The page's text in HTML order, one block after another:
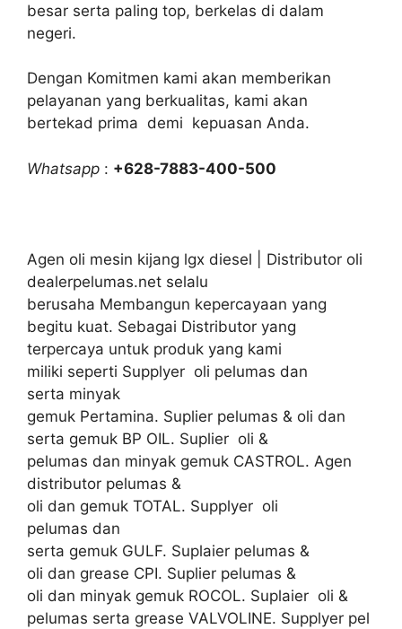
besar serta paling top, berkelas di dalam
negeri.
Dengan Komitmen kami akan memberikan
pelayanan yang berkualitas, kami akan
bertekad prima demi kepuasan Anda.
Whatsapp : +628-7883-400-500
Agen oli mesin kijang lgx diesel | Distributor oli
dealerpelumas.net selalu
berusaha Membangun kepercayaan yang
begitu kuat. Sebagai Distributor yang
terpercaya untuk produk yang kami
miliki seperti Supplyer oli pelumas dan
serta minyak
gemuk Pertamina. Suplier pelumas & oli dan
serta gemuk BP OIL. Suplier oli &
pelumas dan minyak gemuk CASTROL. Agen
distributor pelumas &
oli dan gemuk TOTAL. Supplyer oli
pelumas dan
serta gemuk GULF. Suplaier pelumas &
oli dan grease CPI. Suplier pelumas &
oli dan minyak gemuk ROCOL. Suplaier oli &
pelumas serta grease VALVOLINE. Supplyer pel